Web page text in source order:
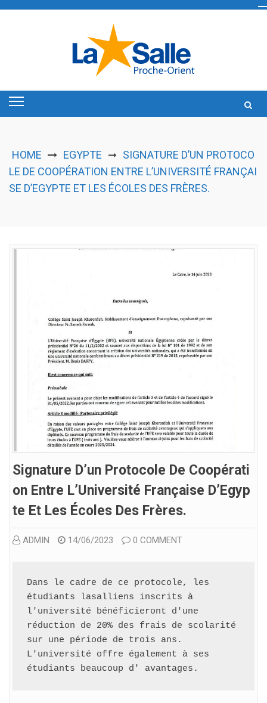
HOME EGYPTE ➞ SIGNATURE D’UN PROTOCO
LE DE COOPÉRATION ENTRE L’UNIVERSITÉ FRANÇAI
SE D’EGYPTE ET LES ÉCOLES DES FRÈRES.
Signature D’un Protocole De Coopérati
On Entre L’Université Française D’Egyp
Te Et Les Écoles Des Frères.
ADMIN 14/06/2023 0 COMMENT
Dans le cadre de ce protocole, les
étudiants lasalliens inscrits à
l'université bénéficieront d'une
réduction de 20% des frais de scolarité
sur une période de trois ans.
L'université offre également à ses
étudiants beaucoup d' avantages.